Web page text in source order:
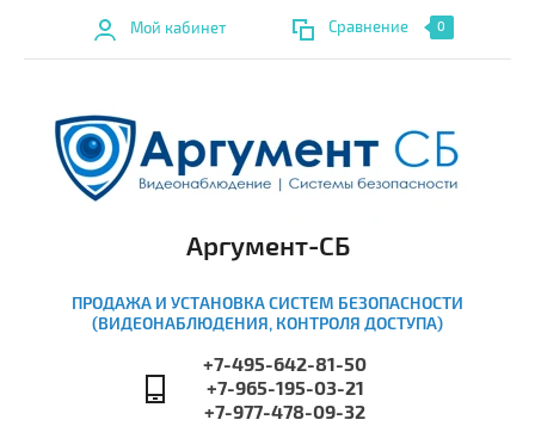
Мой кабинет Сравнение 0
Аргумент-СБ
ПРОДАЖА И УСТАНОВКА СИСТЕМ БЕЗОПАСНОСТИ
(ВИДЕОНАБЛЮДЕНИЯ, КОНТРОЛЯ ДОСТУПА)
+7-495-642-81-50
+7-965-195-03-21
+7-977-478-09-32